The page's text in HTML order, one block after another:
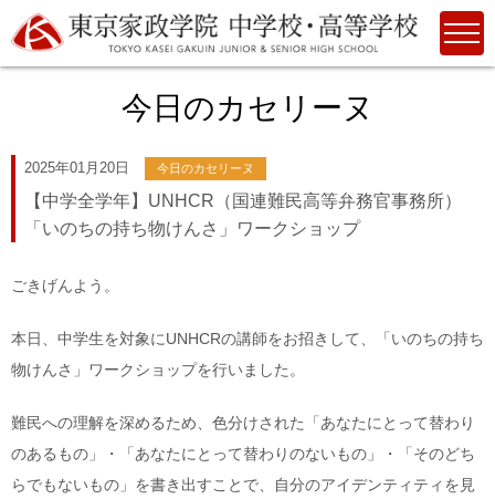
今日のカセリーヌ
2025年01月20日 今日のカセリーヌ
【中学全学年】UNHCR（国連難民高等弁務官事務所）
「いのちの持ち物けんさ」ワークショップ
ごきげんよう。
本日、中学生を対象にUNHCRの講師をお招きして、「いのちの持ち
物けんさ」ワークショップを行いました。
難民への理解を深めるため、色分けされた「あなたにとって替わり
のあるもの」・「あなたにとって替わりのないもの」・「そのどち
らでもないもの」を書き出すことで、自分のアイデンティティを見